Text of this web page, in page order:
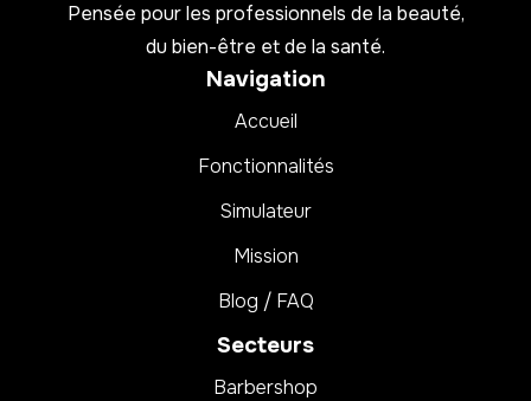
Pensée pour les professionnels de la beauté,
du bien-être et de la santé.
Navigation
Accueil
Fonctionnalités
Simulateur
Mission
Blog / FAQ
Secteurs
Barbershop